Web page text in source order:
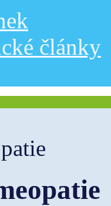
články